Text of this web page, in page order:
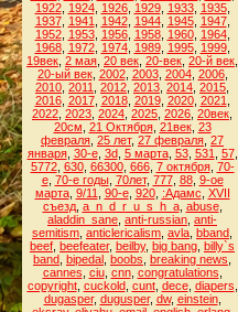
1922, 1924, 1926, 1929, 1933, 1935,
1937, 1941 1942, 1944, 1945, 1947,
1952, 1953, 1956, 1958, 1960, 1964,
1968, 1972, 1974, 1989, 1995, 1999,
19век 2 мая 20 век 20-век 20-й век
20-ый век, 2002, 2003, 2004, 2006,
2010 2011 2012 2013 2014 2015
2016, 2017, 2018, 2019, 2020, 2021
2022 2023 2024 2025 2026 20век
20см 21 Октября, 21век, 23
февраля 25 лет, 27 февраля 27
января, 30-е, 3d, 5 марта, 53, 531 57,
5772, 630, 66300, 666, 7 октября, 70-
е, 70-е годы, 70лет, 777, 88, 9-ое
марта, 9/11 90-е, 920, :Адамс XVII
съезд, a_n_d_r_u_s_h_a, abuse,
aladdin_sane anti-russian anti-
semitism anticlericalism avla bband
beef beefeater, beilby, big bang billy`s
band bipedal boobs breaking news
cannes ciu, cnn, congratulations
copyright, cuckold, cunt, dece, diapers
dugasper, dugusper, dw, einstein,